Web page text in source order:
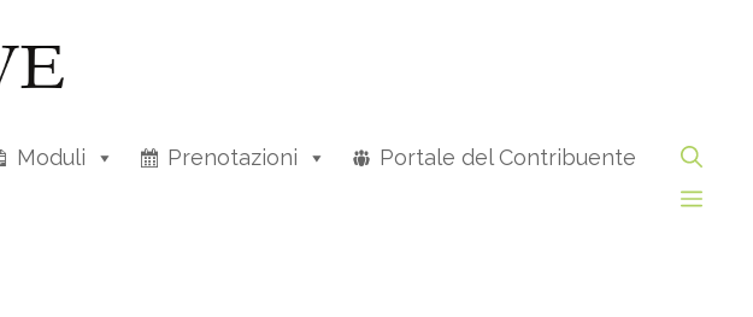
Moduli Prenotazioni
Portale del Contribuente